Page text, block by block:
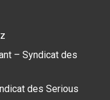
– Syndicat des
des Serious